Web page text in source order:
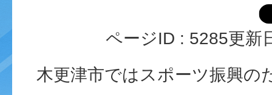
ページID : 5285更新
木更津市ではスポーツ振興の